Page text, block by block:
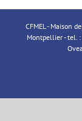
CFMEL - Maison
Montpellier - tel.